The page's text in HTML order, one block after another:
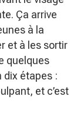
Ça arrive
à la
et à les sortir
quelques
dix étapes :
et c’est